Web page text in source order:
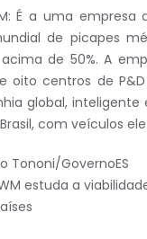
É a uma
de picapes
de 50%. A
oito centros de
global, inteligente
com veículos
Tononi/GovernoES
estuda a